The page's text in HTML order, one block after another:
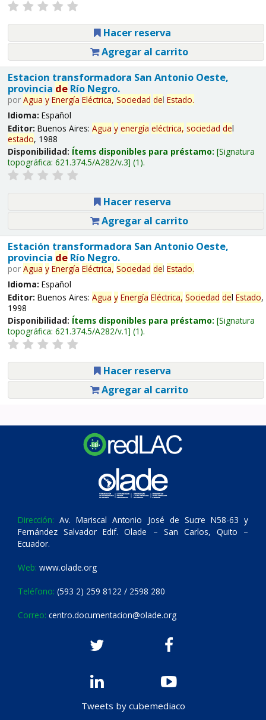
Hacer reserva
Agregar al carrito
Estacion transformadora San Antonio Oeste,
provincia deRío Negro.
por Agua y Energía Eléctrica, Sociedad del Estado.
Idioma: Español
Editor: Buenos Aires: Agua y energía eléctrica, sociedad del
estado, 1988
Disponibilidad: Ítems disponibles para préstamo: Signatura
topográfica: 621.374.5/A282/v.3 (1).
Hacer reserva
Agregar al carrito
Estación transformadora San Antonio Oeste,
provincia deRío Negro.
por Agua y Energía Eléctrica, Sociedad del Estado.
Idioma: Español
Editor: Buenos Aires: Agua y Energía Eléctrica, Sociedad del Estado,
1998
Disponibilidad: Ítems disponibles para préstamo: Signatura
topográfica: 621.374.5/A282/v.1 (1).
Hacer reserva
Agregar al carrito
Dirección: Av. Mariscal Antonio José de Sucre N58-63 y
Fernández Salvador Edif. Olade – San Carlos, Quito –
Ecuador.
Web: www.olade.org
Teléfono: (593 2) 259 8122 / 2598 280
Correo: centro.documentacion@olade.org
Tweets by cubemediaco